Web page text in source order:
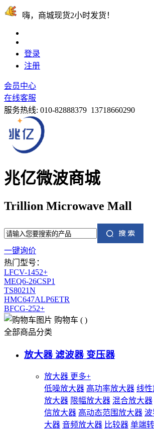
嗨，商城现货2小时发货！
登录
注册
会员中心
在线客服
服务热线: 010-82888379 13718660290
兆亿微波商城
Trillion Microwave Mall
一键询价
热门型号：
LFCV-1452+
MEQ6-26CSP1
TS8021N
HMC647ALP6ETR
BFCG-252+
购物车 ( )
全部商品分类
放大器 滤波器 变压器
放大器 更多+
低噪放大器 高功率放大器 线
放大器 限幅放大器 混合放大器
信放大器 高动态范围放大器 波
大器 音频放大器 比较器 单端